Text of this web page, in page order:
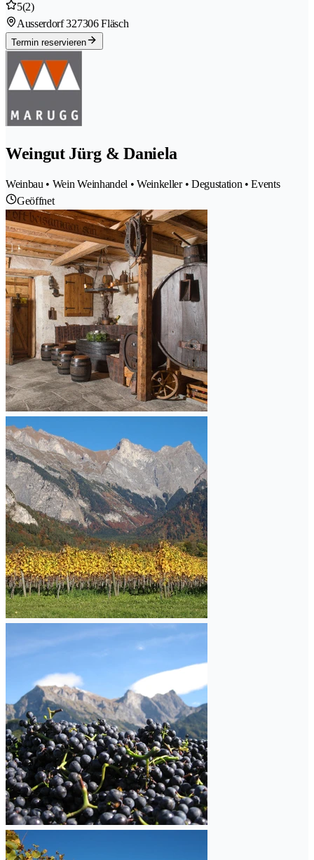
5(2)
Ausserdorf 327306 Fläsch
Termin reservieren
Weingut Jürg & Daniela
Weinbau • Wein Weinhandel • Weinkeller • Degustation • Events
Geöffnet